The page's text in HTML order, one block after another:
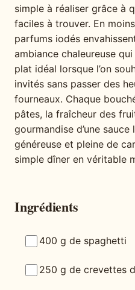
simple à réaliser grâce à
faciles à trouver. En
parfums iodés
ambiance chaleureuse qui
plat idéal lorsque l’on
invités sans passer des
fourneaux. Chaque
pâtes, la fraîcheur des
gourmandise d’une
généreuse et pleine de
simple dîner en véritable
Ingrédients
400 g de spaghetti
250 g de crevettes